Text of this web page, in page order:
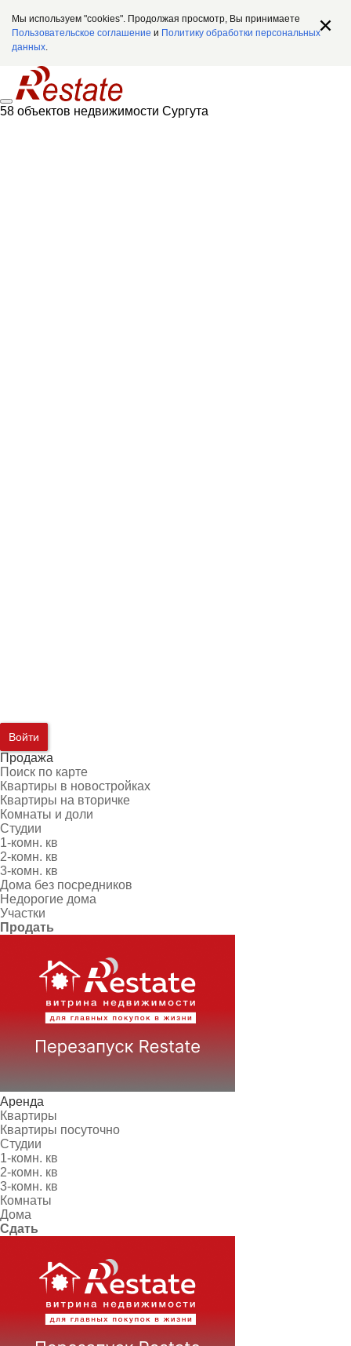
Мы используем "cookies". Продолжая просмотр, Вы принимаете
Пользовательское соглашение и Политику обработки персональных
данных.
58 объектов недвижимости Сургута
Войти
Продажа
Поиск по карте
Квартиры в новостройках
Квартиры на вторичке
Комнаты и доли
Студии
1-комн. кв
2-комн. кв
3-комн. кв
Дома без посредников
Недорогие дома
Участки
Продать
Аренда
Квартиры
Квартиры посуточно
Студии
1-комн. кв
2-комн. кв
3-комн. кв
Комнаты
Дома
Сдать